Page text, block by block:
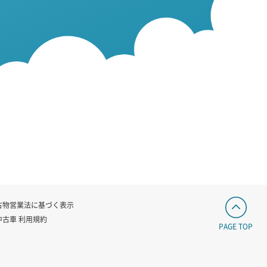
物営業法に基づく表示
古車 利用規約
PAGE TOP